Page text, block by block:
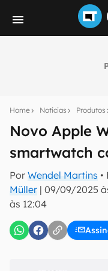
Home Notícias Produtos
Novo Apple
smartwatch
Por Wendel Martins
Müller | 09/09/2025
às 12:04
notícias e reviews
E-mail
Confirmo que li,